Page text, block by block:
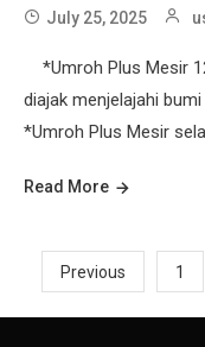
July 25, 2025
*Umroh Plus Mesir
diajak menjelajahi
*Umroh Plus Mesir
Read More
Posts
Previous 1